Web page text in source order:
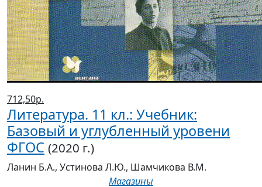
712,50р.
Литература. 11 кл.: Учебник:
Базовый и углубленный уровени
ФГОС (2020 г.)
Ланин Б.А., Устинова Л.Ю., Шамчикова В.М.
Магазины